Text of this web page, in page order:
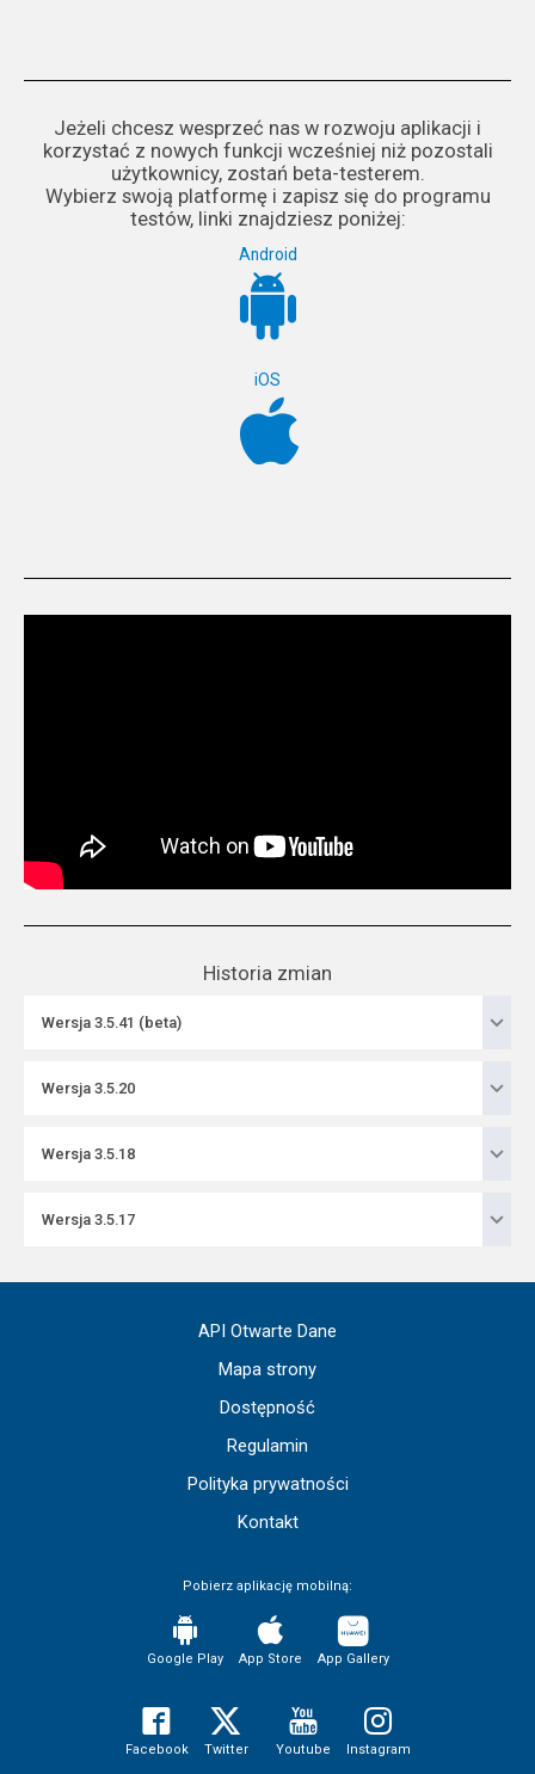
Jeżeli chcesz wesprzeć nas w rozwoju aplikacji i
korzystać z nowych funkcji wcześniej niż pozostali
użytkownicy, zostań beta-testerem.
Wybierz swoją platformę i zapisz się do programu
testów, linki znajdziesz poniżej:
Android
iOS
Historia zmian
Zwinięte:
Wersja 3.5.41 (beta)
Zwinięte:
Wersja 3.5.20
Zwinięte:
Wersja 3.5.18
Zwinięte:
Wersja 3.5.17
API Otwarte Dane
Mapa strony
Dostępność
Regulamin
Polityka prywatności
Kontakt
Pobierz aplikację mobilną:
Google Play App Store App Gallery
Facebook Twitter Youtube Instagram